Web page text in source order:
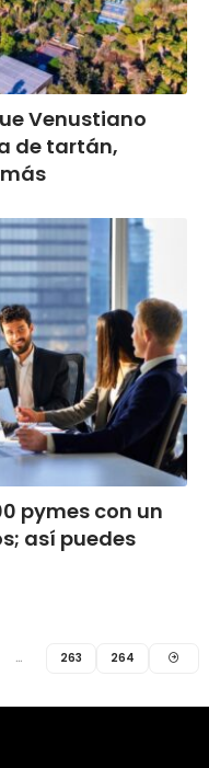
Venustiano
de tartán,
pymes con un
así puedes
… 263 264